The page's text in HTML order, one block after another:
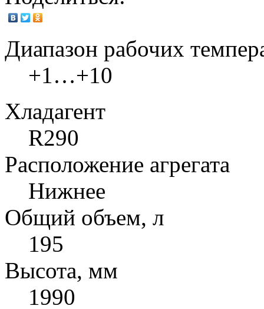
Диапазон рабочих
+1…+10
Хладагент
R290
Расположение агрегата
Нижнее
Общий объем, л
195
Высота, мм
1990